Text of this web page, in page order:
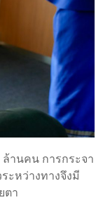
ล้านคน การกระจา
ะหว่างทางจึงมี
ตา